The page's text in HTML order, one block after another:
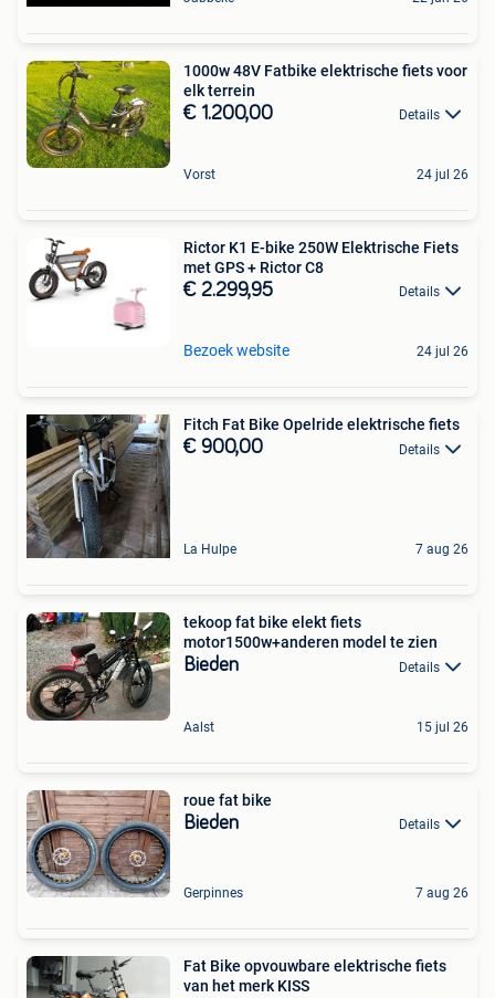
1000w 48V Fatbike elektrische fiets voor
elk terrein
€ 1.200,00 Details
Vorst 24 jul 26
Rictor K1 E-bike 250W Elektrische Fiets
met GPS + Rictor C8
€ 2.299,95 Details
Bezoek website 24 jul 26
Fitch Fat Bike Opelride elektrische fiets
€ 900,00 Details
La Hulpe 7 aug 26
tekoop fat bike elekt fiets
motor1500w+anderen model te zien
Bieden Details
Aalst 15 jul 26
roue fat bike
Bieden Details
Gerpinnes 7 aug 26
Fat Bike opvouwbare elektrische fiets
van het merk KISS